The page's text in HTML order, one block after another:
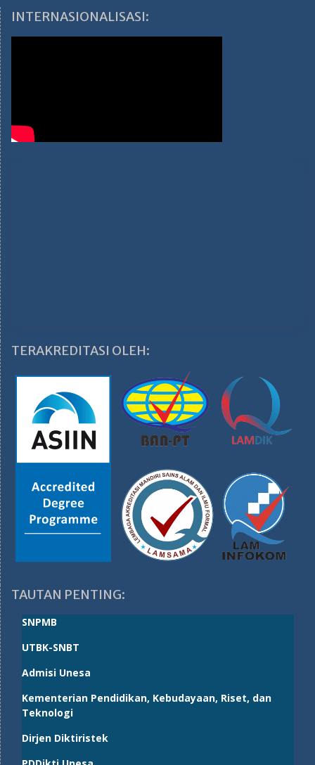
INTERNASIONALISASI:
TERAKREDITASI OLEH:
TAUTAN PENTING:
SNPMB
UTBK-SNBT
Admisi Unesa
Kementerian Pendidikan, Kebudayaan, Riset, dan
Teknologi
Dirjen Diktiristek